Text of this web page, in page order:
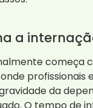
a
começa
profissionais
da